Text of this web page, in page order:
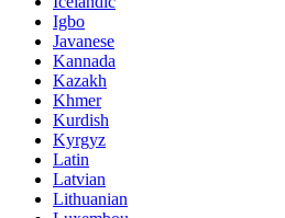
Igbo
Javanese
Kannada
Kazakh
Khmer
Kurdish
Kyrgyz
Latin
Latvian
Lithuanian